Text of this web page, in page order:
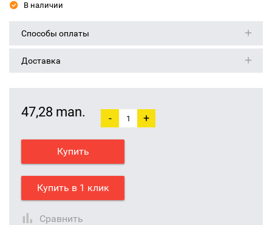
В наличии
Способы оплаты
Доставка
47,28 man. - +
Купить
Купить в 1 клик
Сравнить